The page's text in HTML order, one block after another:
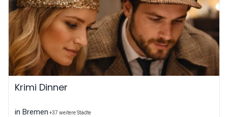
Krimi Dinner
in Bremen +37 weitere Städte